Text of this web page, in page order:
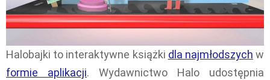
Halobajki to interaktywne książki dla najmłodszych w
formie aplikacji. Wydawnictwo Halo udostępnia